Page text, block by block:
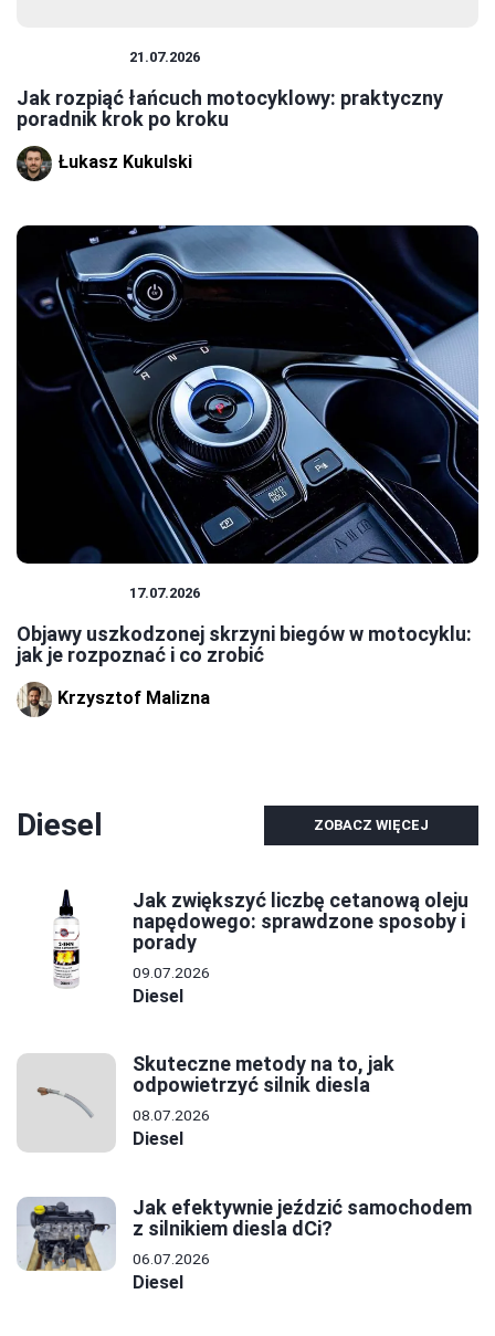
21.07.2026
Jak rozpiąć łańcuch motocyklowy: praktyczny
poradnik krok po kroku
Łukasz Kukulski
17.07.2026
Objawy uszkodzonej skrzyni biegów w motocyklu:
jak je rozpoznać i co zrobić
Krzysztof Malizna
Diesel ZOBACZ WIĘCEJ
Jak zwiększyć liczbę cetanową oleju
napędowego: sprawdzone sposoby i
porady
09.07.2026
Diesel
Skuteczne metody na to, jak
odpowietrzyć silnik diesla
08.07.2026
Diesel
Jak efektywnie jeździć samochodem
z silnikiem diesla dCi?
06.07.2026
Diesel